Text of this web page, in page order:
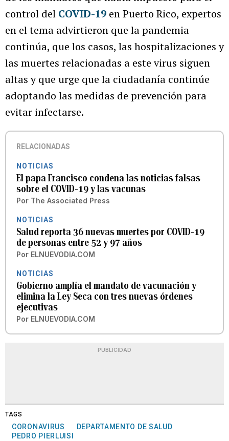
control del COVID-19 en Puerto Rico, expertos
en el tema advirtieron que la pandemia
continúa, que los casos, las hospitalizaciones y
las muertes relacionadas a este virus siguen
altas y que urge que la ciudadanía continúe
adoptando las medidas de prevención para
evitar infectarse.
RELACIONADAS
NOTICIAS
El papa Francisco condena las noticias falsas
sobre el COVID-19 y las vacunas
Por The Associated Press
NOTICIAS
Salud reporta 36 nuevas muertes por COVID-19
de personas entre 52 y 97 años
Por ELNUEVODIA.COM
NOTICIAS
Gobierno amplía el mandato de vacunación y
elimina la Ley Seca con tres nuevas órdenes
ejecutivas
Por ELNUEVODIA.COM
PUBLICIDAD
TAGS
CORONAVIRUS
DEPARTAMENTO DE SALUD
PEDRO PIERLUISI